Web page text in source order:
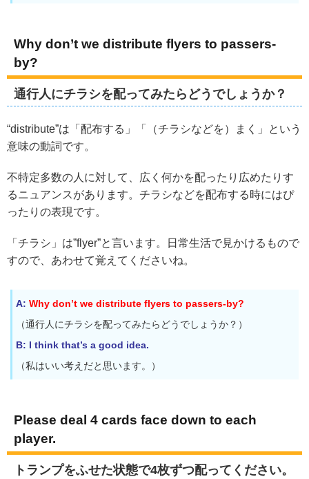
Why don’t we distribute flyers to passers-
by?
通行人にチラシを配ってみたらどうでしょうか？
“distribute”は「配布する」「（チラシなどを）まく」という
意味の動詞です。
不特定多数の人に対して、広く何かを配ったり広めたりす
るニュアンスがあります。チラシなどを配布する時にはぴ
ったりの表現です。
「チラシ」は”flyer”と言います。日常生活で見かけるもので
すので、あわせて覚えてくださいね。
A: Why don’t we distribute flyers to passers-by?
（通行人にチラシを配ってみたらどうでしょうか？）
B: I think that’s a good idea.
（私はいい考えだと思います。）
Please deal 4 cards face down to each
player.
トランプをふせた状態で4枚ずつ配ってください。